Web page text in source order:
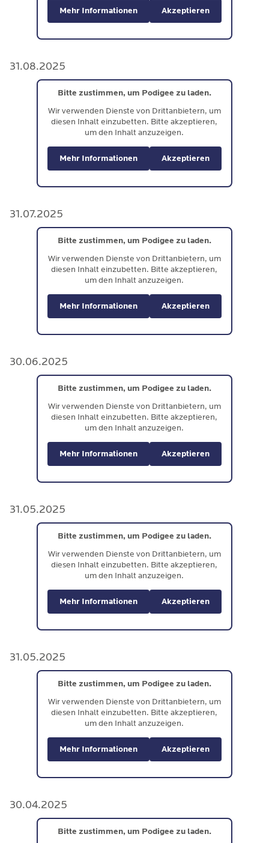
Mehr Informationen Akzeptieren
31.08.2025
Bitte zustimmen, um Podigee zu laden.
Wir verwenden Dienste von Drittanbietern, um
diesen Inhalt einzubetten. Bitte akzeptieren,
um den Inhalt anzuzeigen.
Mehr Informationen Akzeptieren
31.07.2025
Bitte zustimmen, um Podigee zu laden.
Wir verwenden Dienste von Drittanbietern, um
diesen Inhalt einzubetten. Bitte akzeptieren,
um den Inhalt anzuzeigen.
Mehr Informationen Akzeptieren
30.06.2025
Bitte zustimmen, um Podigee zu laden.
Wir verwenden Dienste von Drittanbietern, um
diesen Inhalt einzubetten. Bitte akzeptieren,
um den Inhalt anzuzeigen.
Mehr Informationen Akzeptieren
31.05.2025
Bitte zustimmen, um Podigee zu laden.
Wir verwenden Dienste von Drittanbietern, um
diesen Inhalt einzubetten. Bitte akzeptieren,
um den Inhalt anzuzeigen.
Mehr Informationen Akzeptieren
31.05.2025
Bitte zustimmen, um Podigee zu laden.
Wir verwenden Dienste von Drittanbietern, um
diesen Inhalt einzubetten. Bitte akzeptieren,
um den Inhalt anzuzeigen.
Mehr Informationen Akzeptieren
30.04.2025
Bitte zustimmen, um Podigee zu laden.